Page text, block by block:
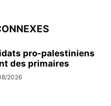
pro-palestiniens
des primaires
2026